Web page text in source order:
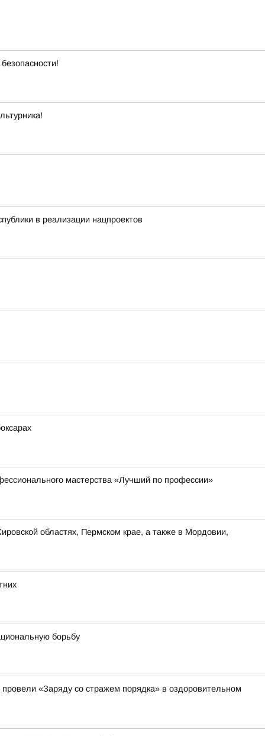
в реализации нацпроектов
мастерства «Лучший по профессии»
областях, Пермском крае, а также в Мордовии,
борьбу
«Заряду со стражем порядка» в оздоровительном